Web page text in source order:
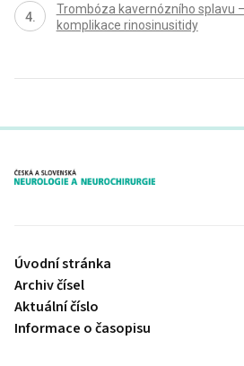
Trombóza kavernózního splavu
komplikace rinosinusitidy
proLékaře.cz
Úvodní stránka
Archiv čísel
Aktuální číslo
Informace o časopisu